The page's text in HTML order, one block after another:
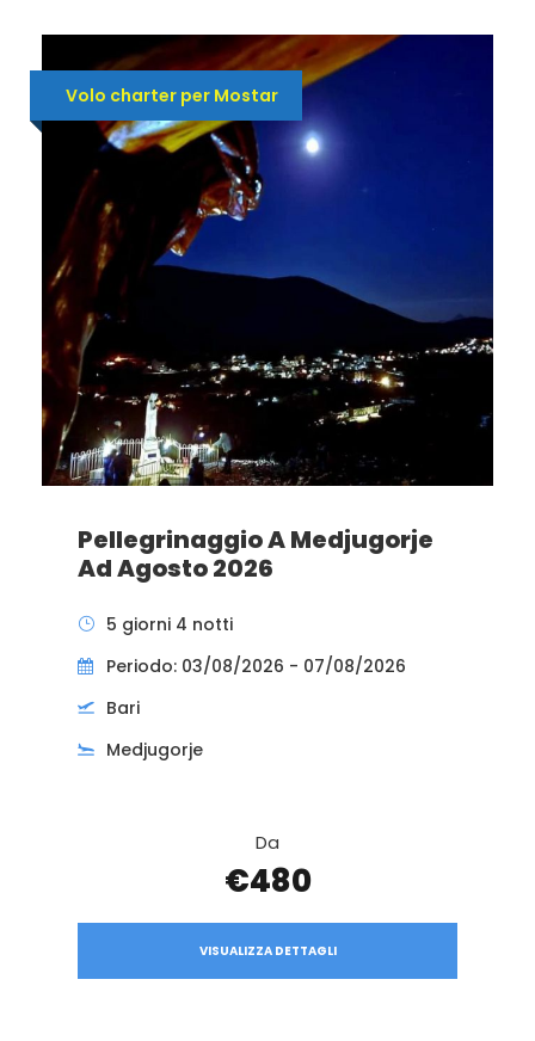
Volo charter per Mostar
Pellegrinaggio A Medjugorje
Ad Agosto 2026
5 giorni 4 notti
Periodo: 03/08/2026 - 07/08/2026
Bari
Medjugorje
Da
€480
VISUALIZZA DETTAGLI